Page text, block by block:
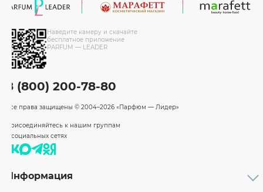
Наведите камеру и скачайте
бесплатное приложение
PARFUM — LEADER
8 (800) 200-78-80
Все права защищены © 2004–2026 «Парфюм — Лидер»
Присоединяйтесь к нашим группам
в социальных сетях
Информация